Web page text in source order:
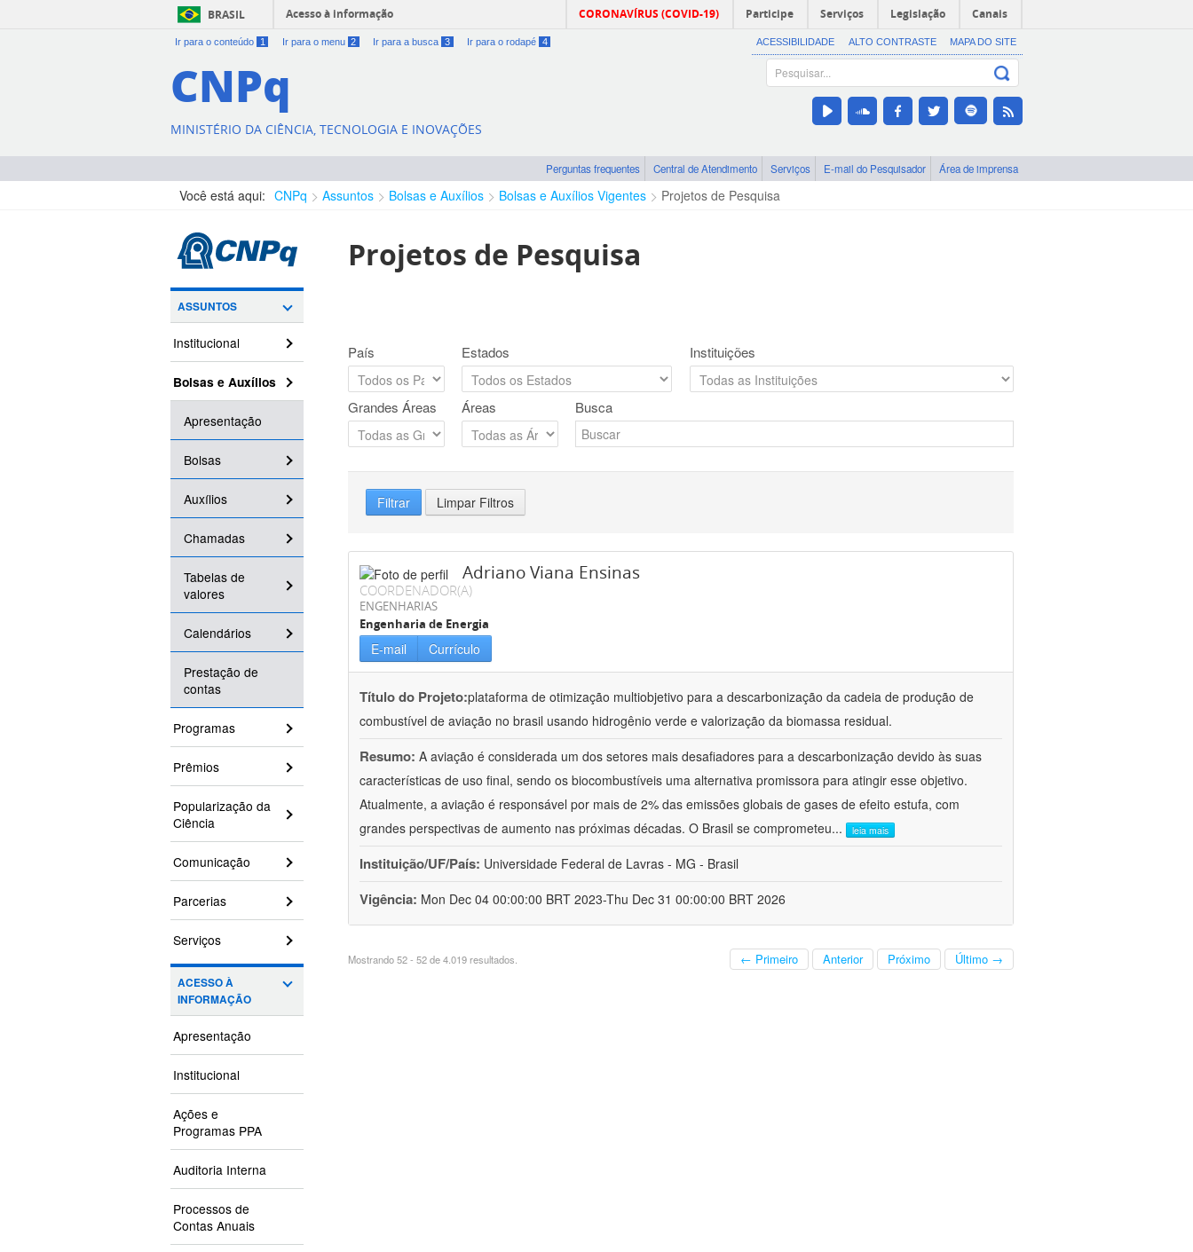
BRASIL Acesso à informação CORONAVÍRUS (COVID-19) Participe Serviços Legislação Canais
Ir para o conteúdo 1 Ir para o menu 2 Ir para a busca 3 Ir para o rodapé 4 ACESSIBILIDADE ALTO CONTRASTE MAPA DO SITE
CNPq
MINISTÉRIO DA CIÊNCIA, TECNOLOGIA E INOVAÇÕES
Perguntas frequentes Central de Atendimento Serviços E-mail do Pesquisador Área de imprensa
Você está aqui: CNPq Assuntos Bolsas e Auxílios Bolsas e Auxílios Vigentes Projetos de Pesquisa
ASSUNTOS
Institucional
Bolsas e Auxílios
Apresentação
Bolsas
Auxílios
Chamadas
Tabelas de
valores
Calendários
Prestação de
contas
Programas
Prêmios
Popularização da
Ciência
Comunicação
Parcerias
Serviços
ACESSO À
INFORMAÇÃO
Apresentação
Institucional
Ações e
Programas PPA
Auditoria Interna
Processos de
Contas Anuais
Projetos de Pesquisa
País Estados Instituições
Grandes Áreas Áreas Busca
Filtrar Limpar Filtros
Adriano Viana Ensinas
COORDENADOR(A)
ENGENHARIAS
Engenharia de Energia
E-mail Currículo
Título do Projeto:plataforma de otimização multiobjetivo para a descarbonização da cadeia de produção de
combustível de aviação no brasil usando hidrogênio verde e valorização da biomassa residual.
Resumo: A aviação é considerada um dos setores mais desafiadores para a descarbonização devido às suas
características de uso final, sendo os biocombustíveis uma alternativa promissora para atingir esse objetivo.
Atualmente, a aviação é responsável por mais de 2% das emissões globais de gases de efeito estufa, com
grandes perspectivas de aumento nas próximas décadas. O Brasil se comprometeu... leia mais
Instituição/UF/País: Universidade Federal de Lavras - MG - Brasil
Vigência: Mon Dec 04 00:00:00 BRT 2023-Thu Dec 31 00:00:00 BRT 2026
Mostrando 52 - 52 de 4.019 resultados. ← Primeiro Anterior Próximo Último →